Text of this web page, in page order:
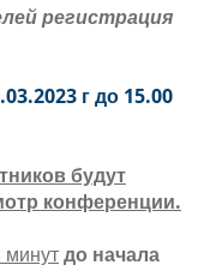
регистрация
г до 15.00
будут
конференции.
минутдо начала